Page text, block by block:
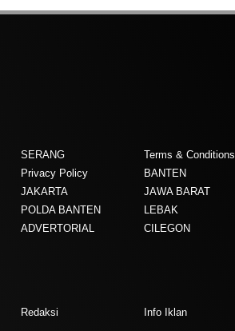
SERANG
Terms & Conditions
Privacy Policy
BANTEN
JAKARTA
JAWA BARAT
POLDA BANTEN
LEBAK
ADVERTORIAL
CILEGON
Redaksi Info Iklan